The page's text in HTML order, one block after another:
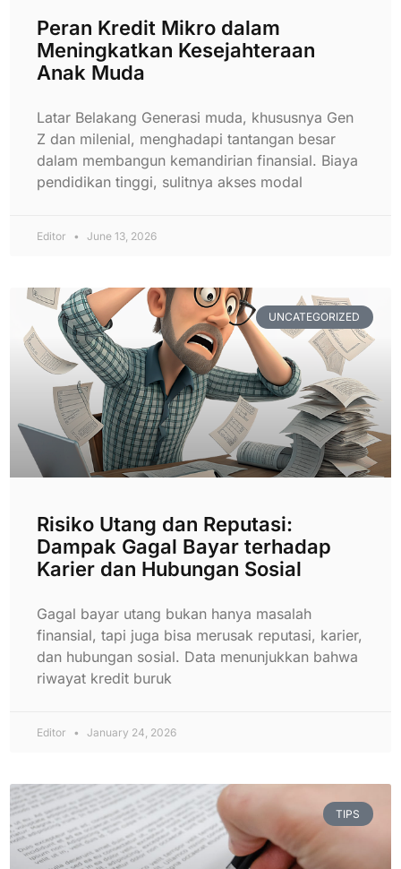
Peran Kredit Mikro dalam
Meningkatkan Kesejahteraan
Anak Muda
Latar Belakang Generasi muda, khususnya Gen
Z dan milenial, menghadapi tantangan besar
dalam membangun kemandirian finansial. Biaya
pendidikan tinggi, sulitnya akses modal
Editor June 13, 2026
UNCATEGORIZED
Risiko Utang dan Reputasi:
Dampak Gagal Bayar terhadap
Karier dan Hubungan Sosial
Gagal bayar utang bukan hanya masalah
finansial, tapi juga bisa merusak reputasi, karier,
dan hubungan sosial. Data menunjukkan bahwa
riwayat kredit buruk
Editor January 24, 2026
TIPS